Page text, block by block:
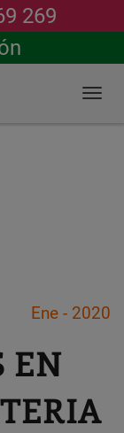
269
Buscar
Ene - 2020
EN